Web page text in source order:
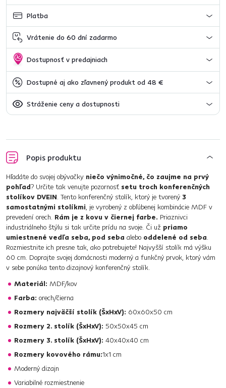
Platba
Vrátenie do 60 dní zadarmo
Dostupnosť v predajniach
Dostupné aj ako zľavnený produkt od 48 €
Stráženie ceny a dostupnosti
Popis produktu
Hľadáte do svojej obývačky niečo výnimočné, čo zaujme na prvý
pohľad? Určite tak venujte pozornosť setu troch konferenčných
stolíkov DVEIN. Tento konferenčný stolík, ktorý je tvorený 3
samostatnými stolíkmi, je vyrobený z obľúbenej kombinácie MDF v
prevedení orech. Rám je z kovu v čiernej farbe. Priaznivci
industriálneho štýlu si tak určite prídu na svoje. Či už priamo
umiestnené vedľa seba, pod seba alebo oddelené od seba.
Rozmiestnite ich presne tak, ako potrebujete! Najvyšší stolík má výšku
60 cm. Doprajte svojej domácnosti moderný a funkčný prvok, ktorý vám
v sebe ponúka tento dizajnový konferenčný stolík.
Materiál: MDF/kov
Farba: orech/čierna
Rozmery najväčší stolík (ŠxHxV): 60x60x50 cm
Rozmery 2. stolík (ŠxHxV): 50x50x45 cm
Rozmery 3. stolík (ŠxHxV): 40x40x40 cm
Rozmery kovového rámu:1x1 cm
Moderný dizajn
Variabilné rozmiestnenie